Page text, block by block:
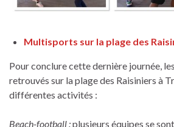
Multisports sur la plage des
Pour conclure cette dernière journée,
retrouvés sur la plage des Raisiniers à
différentes activités :
Beach-football :plusieurs équipes se